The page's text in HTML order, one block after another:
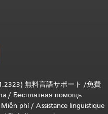
無料言語サポート /免費
/ Бесплатная помощь
Miễn phí/ Assistance linguistique